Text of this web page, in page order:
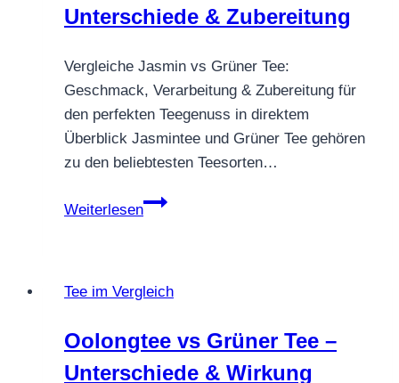
vergleichen
Unterschiede & Zubereitung
Vergleiche Jasmin vs Grüner Tee:
Geschmack, Verarbeitung & Zubereitung für
den perfekten Teegenuss in direktem
Überblick Jasmintee und Grüner Tee gehören
zu den beliebtesten Teesorten…
Weiterlesen
Jasmintee
Unterschiede
Zubereitung
Tee im Vergleich
Oolongtee vs Grüner Tee –
Unterschiede & Wirkung